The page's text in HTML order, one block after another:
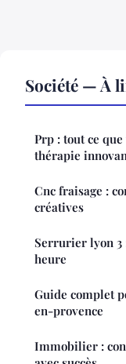
Société — À
Prp : tout ce
thérapie
Cnc fraisage :
créatives
Serrurier lyon 3
heure
Guide complet
en-provence
Immobilier :